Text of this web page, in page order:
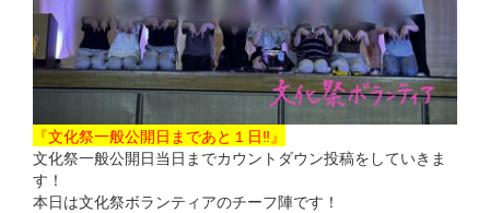
『文化祭一般公開日まであと１日‼』
文化祭一般公開日当日までカウントダウン投稿をしていきま
す！
本日は文化祭ボランティアのチーフ陣です！